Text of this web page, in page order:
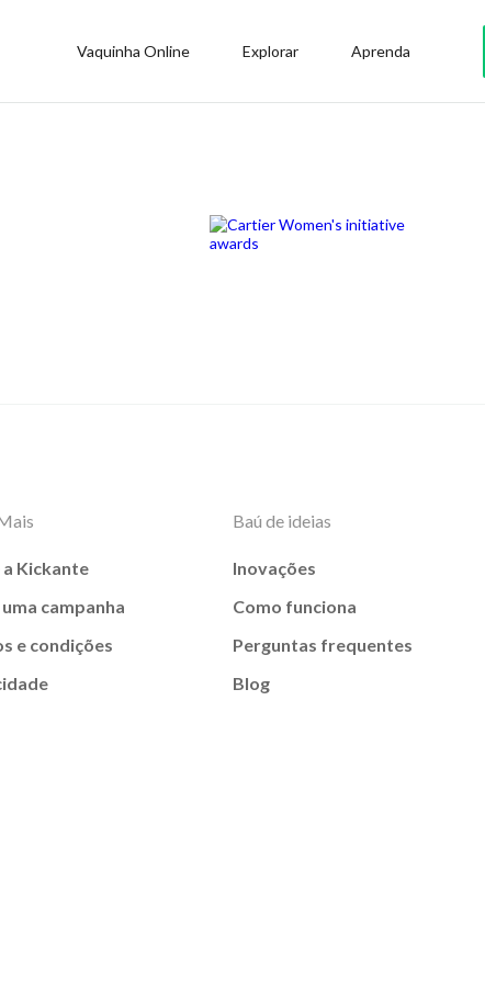
Vaquinha Online Explorar Aprenda
Kickante
campanha
e condições
Baú de ideias
Inovações
Como funciona
Perguntas frequentes
Blog